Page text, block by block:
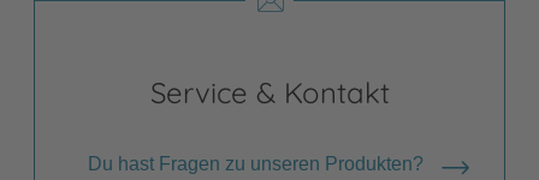
Service & Kontakt
Du hast Fragen zu unseren Produkten?